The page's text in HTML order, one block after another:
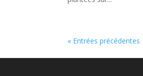
« Entrées précédentes